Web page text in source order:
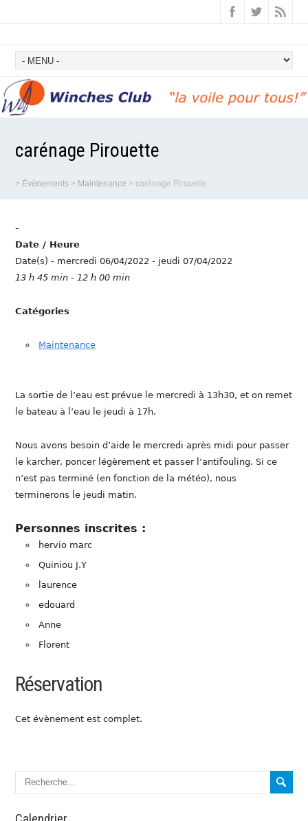
carénage Pirouette
> Évènements > Maintenance >carénage Pirouette
-
Date / Heure
Date(s) - mercredi 06/04/2022 - jeudi 07/04/2022
13 h 45 min - 12 h 00 min
Catégories
Maintenance
La sortie de l’eau est prévue le mercredi à 13h30, et on remet
le bateau à l’eau le jeudi à 17h.
Nous avons besoin d’aide le mercredi après midi pour passer
le karcher, poncer légèrement et passer l’antifouling. Si ce
n’est pas terminé (en fonction de la météo), nous
terminerons le jeudi matin.
Personnes inscrites :
hervio marc
Quiniou J.Y
laurence
edouard
Anne
Florent
Réservation
Cet évènement est complet.